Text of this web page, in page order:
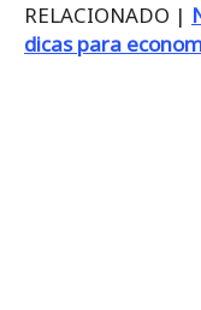
RELACIONADO |
dicas para